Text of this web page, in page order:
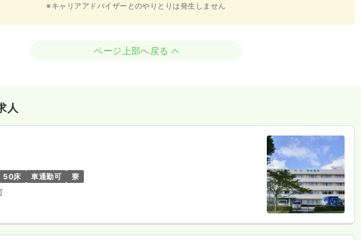
※キャリアアドバイザーとのやりとりは発生しません
ページ上部へ戻る
人
50床 車通勤可
寮